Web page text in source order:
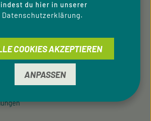
du hier in unserer
Datenschutzerklärung.
ANPASSEN
COOKIES AKZEPTIEREN